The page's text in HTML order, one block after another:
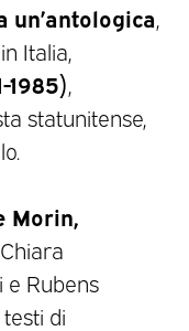
un’antologica
Italia,
1985)
statunitense,
Morin,
e Rubens
di